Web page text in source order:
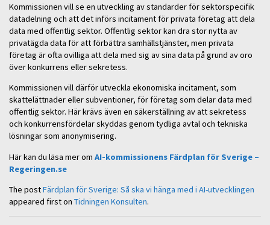
Kommissionen vill se en utveckling av standarder för sektorspecifik
datadelning och att det införs incitament för privata företag att dela
data med offentlig sektor. Offentlig sektor kan dra stor nytta av
privatägda data för att förbättra samhällstjänster, men privata
företag är ofta ovilliga att dela med sig av sina data på grund av oro
över konkurrens eller sekretess.
Kommissionen vill därför utveckla ekonomiska incitament, som
skattelättnader eller subventioner, för företag som delar data med
offentlig sektor. Här krävs även en säkerställning av att sekretess
och konkurrensfördelar skyddas genom tydliga avtal och tekniska
lösningar som anonymisering.
Här kan du läsa mer om AI-kommissionens Färdplan för Sverige –
Regeringen.se
The postFärdplan för Sverige: Så ska vi hänga med i AI-utvecklingen
appeared first on Tidningen Konsulten.